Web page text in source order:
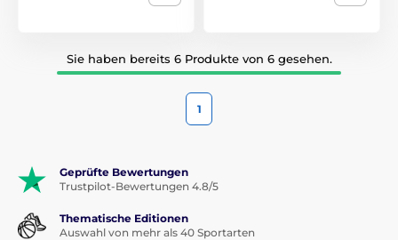
Sie haben bereits 6 Produkte von 6 gesehen.
1
Geprüfte Bewertungen
Trustpilot-Bewertungen 4.8/5
Thematische Editionen
Auswahl von mehr als 40 Sportarten